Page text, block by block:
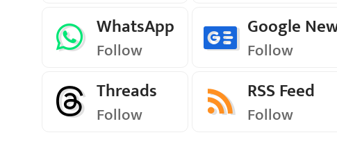
WhatsApp
Follow
Google
Follow
Threads
Follow
RSS Feed
Follow